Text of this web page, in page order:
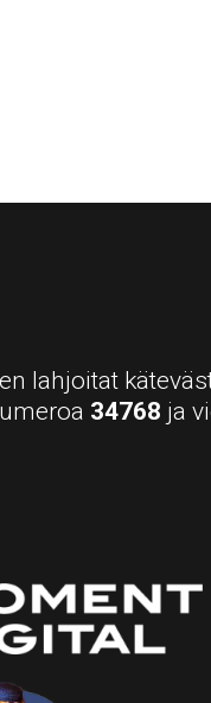
lahjoitat
34768 ja